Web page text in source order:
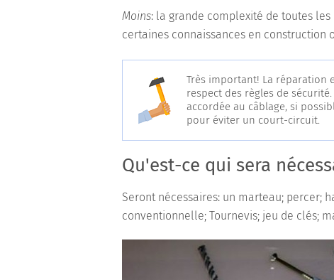
Moins: la grande complexité de toutes
certaines connaissances en construction
Très important! La réparation
respect des règles de
accordée au câblage, si
pour éviter un court-circuit.
Qu'est-ce qui sera
Seront nécessaires: un marteau; percer;
conventionnelle; Tournevis; jeu de clés;